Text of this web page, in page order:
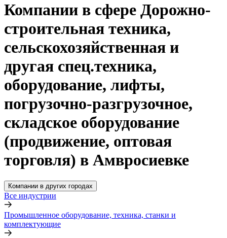
Компании в сфере Дорожно-
строительная техника,
сельскохозяйственная и
другая спец.техника,
оборудование, лифты,
погрузочно-разгрузочное,
складское оборудование
(продвижение, оптовая
торговля) в Амвросиевке
Компании в других городах
Все индустрии
Промышленное оборудование, техника, станки и
комплектующие